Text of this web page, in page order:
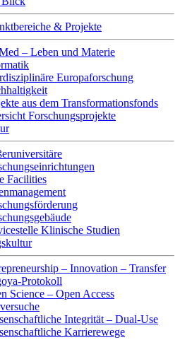
& Projekte
– Leben und Materie
Europaforschung
aus dem Transformationsfonds
Forschungsprojekte
Facilities
Klinische Studien
– Innovation – Transfer
Protokoll
Science – Open Access
Integrität – Dual-Use
Karrierewege